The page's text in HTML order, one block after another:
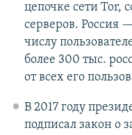
цепочке сети Tor,
серверов. Россия
числу
более 300 тыс.
от всех его
В 2017 году
подписал закон о